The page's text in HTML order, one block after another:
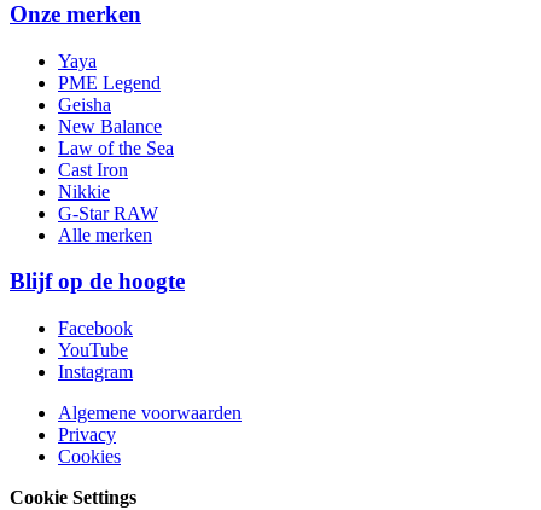
Onze merken
Yaya
PME Legend
Geisha
New Balance
Law of the Sea
Cast Iron
Nikkie
G-Star RAW
Alle merken
Blijf op de hoogte
Facebook
YouTube
Instagram
Algemene voorwaarden
Privacy
Cookies
Cookie Settings